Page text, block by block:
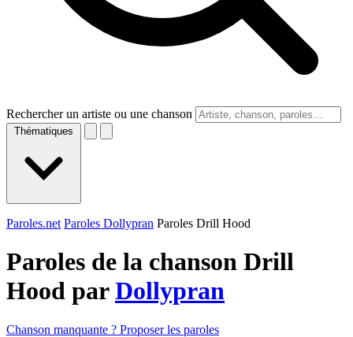
Rechercher un artiste ou une chanson
Thématiques
Paroles.net Paroles Dollypran Paroles Drill Hood
Paroles de la chanson Drill
Hood parDollypran
Chanson manquante ? Proposer les paroles